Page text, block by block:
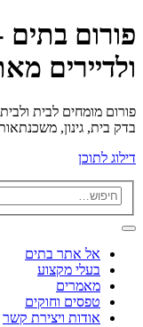
פורום בתים
ולדיירים
פורום מומחים לבית
בדק בית, גינון,
דילוג לתוכן
אל אתר בתים
בעלי מקצוע
מאמרים
טפסים וחוקים
אודות ויצירת קשר